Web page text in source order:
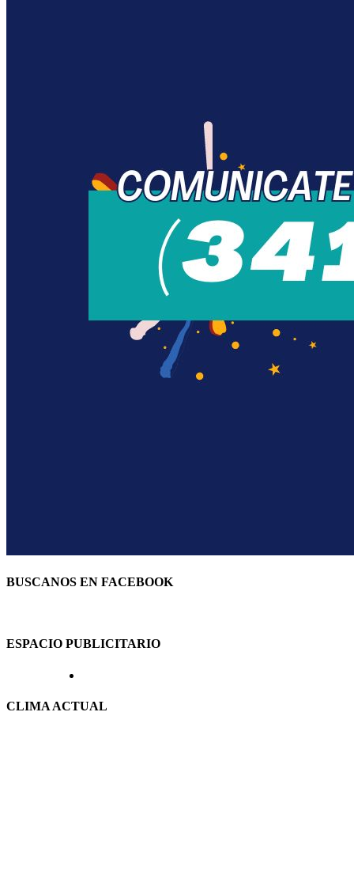
BUSCANOS EN FACEBOOK
ESPACIO PUBLICITARIO
CLIMA ACTUAL